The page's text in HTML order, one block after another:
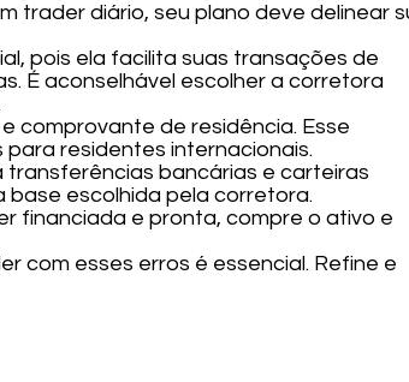
trader diário, seu plano deve delinear
pois ela facilita suas transações de
É aconselhável escolher a corretora
comprovante de residência. Esse
residentes internacionais.
bancárias e carteiras
escolhida pela corretora.
financiada e pronta, compre o ativo e
com esses erros é essencial. Refine e